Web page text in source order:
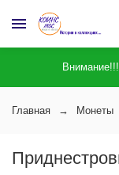
Главная Монеты